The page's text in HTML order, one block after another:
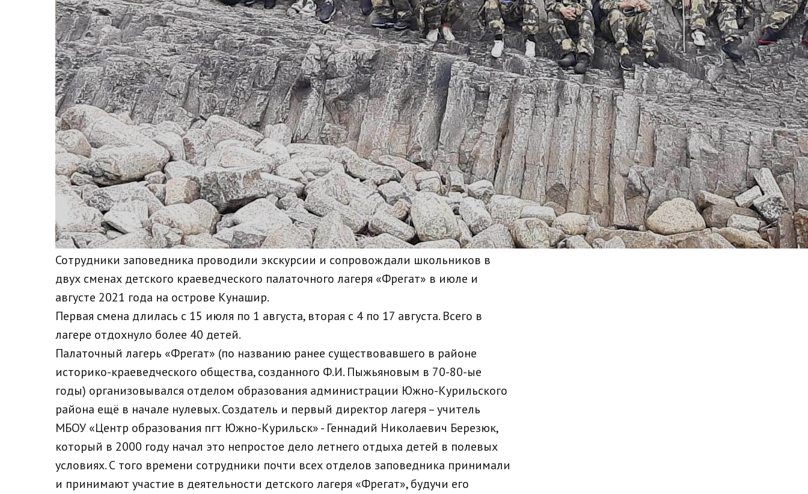
Сотрудники заповедника проводили экскурсии и сопровождали школьников в
двух сменах детского краеведческого палаточного лагеря «Фрегат» в июле и
августе 2021 года на острове Кунашир.
Первая смена длилась с 15 июля по 1 августа, вторая с 4 по 17 августа. Всего в
лагере отдохнуло более 40 детей.
Палаточный лагерь «Фрегат» (по названию ранее существовавшего в районе
историко-краеведческого общества, созданного Ф.И. Пыжьяновым в 70-80-ые
годы) организовывался отделом образования администрации Южно-Курильского
района ещё в начале нулевых. Создатель и первый директор лагеря – учитель
МБОУ «Центр образования пгт Южно-Курильск» - Геннадий Николаевич Березюк,
который в 2000 году начал это непростое дело летнего отдыха детей в полевых
условиях. С того времени сотрудники почти всех отделов заповедника принимали
и принимают участие в деятельности детского лагеря «Фрегат», будучи его